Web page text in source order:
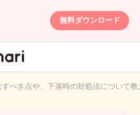
無料ダウンロード
QA
べき点や、下落時の対処法について